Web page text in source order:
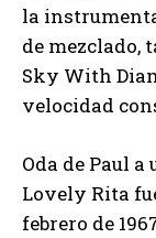
la
de mezclado,
Sky With
velocidad
Oda de Paul
Lovely Rita
febrero de